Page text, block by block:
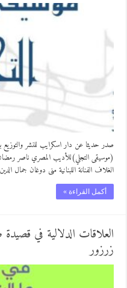
صدر حديثا عن دار اسكرايب للنشر والتوزيع
(موسيقى التجلي)للأديب المصري ناصر
الغلاف الفنانة اللبنانية منى دوغان جمال
أكمل القراءة »
العلاقات الدلالية في
زرزور